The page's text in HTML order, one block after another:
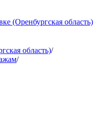
(Оренбургская область)
область)/
/